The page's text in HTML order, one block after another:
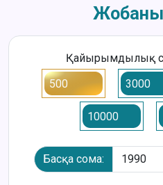
Жобаны
Қайырымдылық
500
3000
10000
Басқа сома: